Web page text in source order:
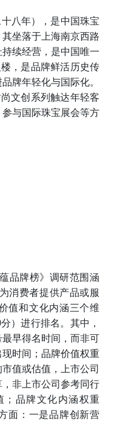
八年），是中国珠宝
坐落于上海南京西路
续经营，是中国唯一
，是品牌鲜活历史传
牌年轻化与国际化。
文创系列触达年轻客
与国际珠宝展会等方
品牌榜》调研范围涵
消费者提供产品或服
值和文化内涵三个维
）进行排名。其中，
早得名时间，而非可
时间；品牌价值权重
值或估值，上市公司
非上市公司参考同行
；品牌文化内涵权重
面：一是品牌创新营